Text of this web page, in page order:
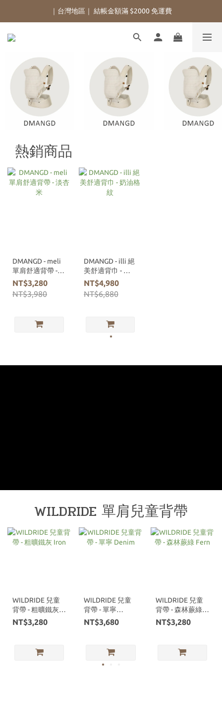
｜台灣地區｜ 結帳金額滿 $2000 免運費
熱銷商品
DMANGD - meli
單肩舒適背帶 -
淡杏米
NT$3,280
NT$3,980
DMANGD - illi 絕
美舒適背巾 - 奶
油格紋
NT$4,980
NT$6,880
WILDRIDE 單肩兒童背帶
WILDRIDE 兒童
背帶 - 粗曠鐵灰
Iron
NT$3,280
WILDRIDE 兒童
背帶 - 單寧
Denim
NT$3,680
WILDRIDE 兒童
背帶 - 森林蕨綠
Fern
NT$3,280